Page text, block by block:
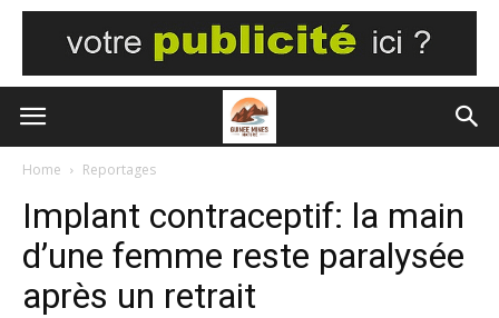
Home Reportages
Implant contraceptif: la main
d’une femme reste paralysée
après un retrait